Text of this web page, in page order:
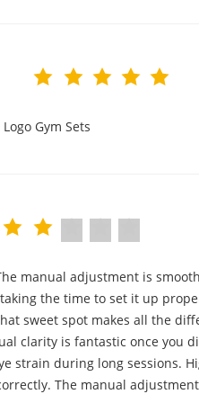
Gym Sets
manual adjustment is
the time to set it up
sweet spot makes all the
clarity is fantastic once you
strain during long sessions.
The manual